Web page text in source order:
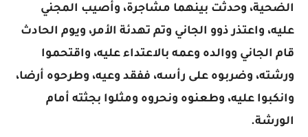
الضحية، وحدثت بينهما مشاجرة، وأصيب المجني
عليه، واعتذر ذوو الجاني وتم تهدئة الأمر، ويوم الحادث
قام الجاني ووالده وعمه بالاعتداء عليه، واقتحموا
ورشته، وضربوه على رأسه، ففقد وعيه، وطرحوه أرضا،
وانكبوا عليه، وطعنوه ونحروه ومثلوا بجثته أمام
الورشة.